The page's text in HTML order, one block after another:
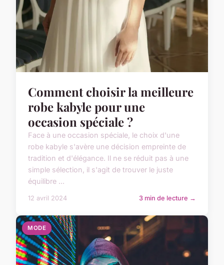
Comment choisir la meilleure
robe kabyle pour une
occasion spéciale ?
Face à une occasion spéciale, le choix d'une
robe kabyle s'avère une décision empreinte de
tradition et d'élégance. Il ne se réduit pas à une
simple sélection, il s'agit de trouver le juste
équilibre ...
12 avril 2024 3 min de lecture →
MODE